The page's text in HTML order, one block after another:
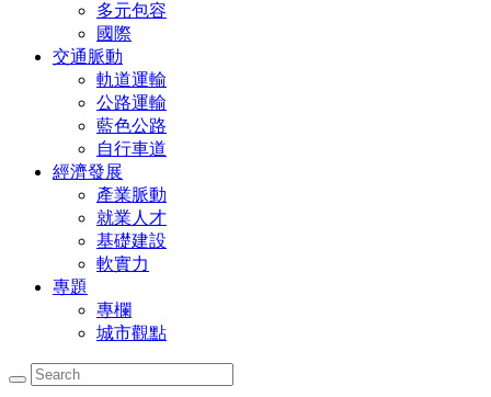
多元包容
國際
交通脈動
軌道運輸
公路運輸
藍色公路
自行車道
經濟發展
產業脈動
就業人才
基礎建設
軟實力
專題
專欄
城市觀點